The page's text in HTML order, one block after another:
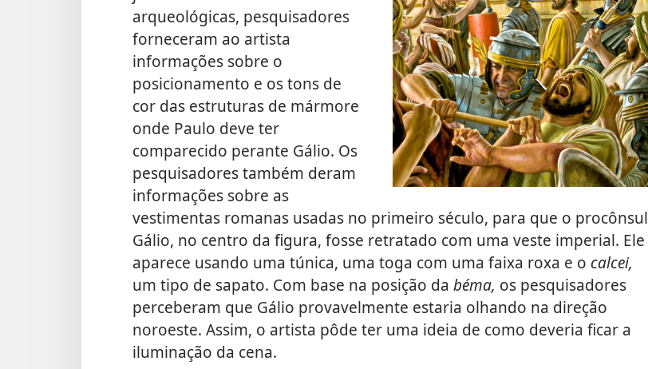
arqueológicas, pesquisadores
forneceram ao artista
informações sobre o
posicionamento e os tons de
cor das estruturas de mármore
onde Paulo deve ter
comparecido perante Gálio. Os
pesquisadores também deram
informações sobre as
vestimentas romanas usadas no primeiro século, para que o procônsul
Gálio, no centro da figura, fosse retratado com uma veste imperial. Ele
aparece usando uma túnica, uma toga com uma faixa roxa e o calcei,
um tipo de sapato. Com base na posição da béma, os pesquisadores
perceberam que Gálio provavelmente estaria olhando na direção
noroeste. Assim, o artista pôde ter uma ideia de como deveria ficar a
iluminação da cena.